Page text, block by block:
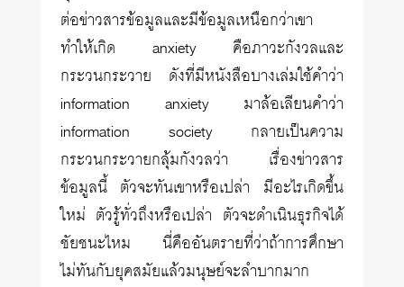
ต่อข่าวสารข้อมูลและมีข้อมูลเหนือกว่าเขา
ทำให้เกิด anxiety คือภาวะกังวลและ
กระวนกระวาย ดังที่มีหนังสือบางเล่มใช้คำว่า
information anxiety มาล้อเลียนคำว่า
information society กลายเป็นความ
กระวนกระวายกลุ้มกังวลว่า เรื่องข่าวสาร
ข้อมูลนี้ ตัวจะทันเขาหรือเปล่า มีอะไรเกิดขึ้น
ใหม่ ตัวรู้ทั่วถึงหรือเปล่า ตัวจะดำเนินธุรกิจได้
ชัยชนะไหม นี่คืออันตรายที่ว่าถ้าการศึกษา
ไม่ทันกับยุคสมัยแล้วมนุษย์จะลำบากมาก